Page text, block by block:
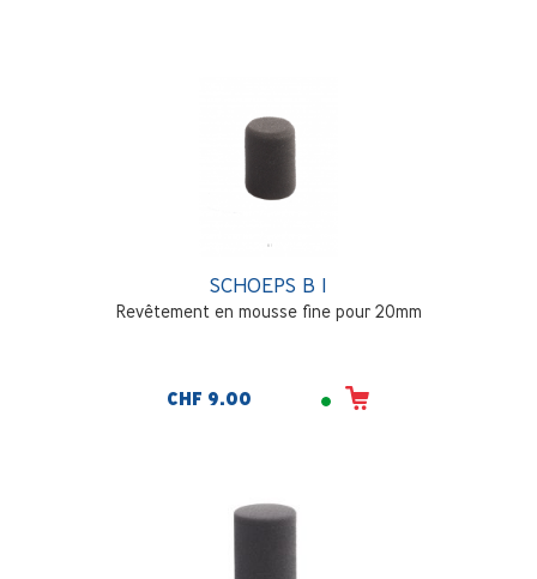
SCHOEPS B 1
Revêtement en mousse fine pour 20mm
CHF 9.00